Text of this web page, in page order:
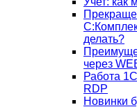
делать?
через
Работа
RDP
Новинки